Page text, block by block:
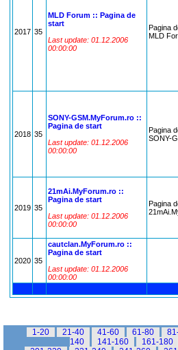
2017 35
MLD Forum :: Pagina de
start
Last update: 01.12.2006
00:00:00
Pagina
MLD
2018 35
SONY-GSM.MyForum.ro ::
Pagina de start
Last update: 01.12.2006
00:00:00
Pagina
SONY-
2019 35
21mAi.MyForum.ro ::
Pagina de start
Last update: 01.12.2006
00:00:00
Pagina
2020 35
cautclan.MyForum.ro ::
Pagina de start
Last update: 01.12.2006
00:00:00
1-20 21-40 41-60 61-80
140
141-160 161-180